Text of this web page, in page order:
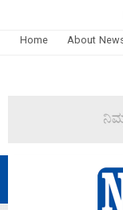
Home
About